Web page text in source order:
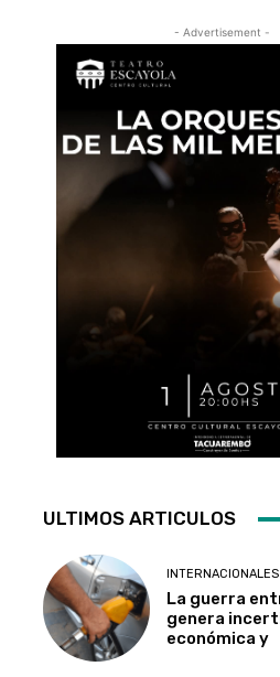
- Advertisement -
ULTIMOS ARTICULOS
INTERNACIONALES
La guerra
genera
económica y